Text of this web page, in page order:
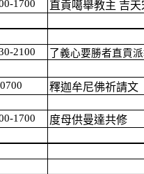
1700 直貢噶舉教主 吉天
2100 了義心要勝者直貢
0700
釋迦牟尼佛祈請文
1700
度母供曼達共修